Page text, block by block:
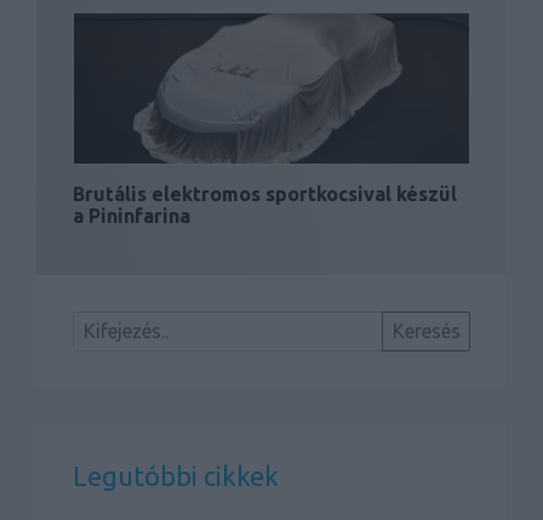
Brutális elektromos sportkocsival készül
a Pininfarina
Legutóbbi cikkek